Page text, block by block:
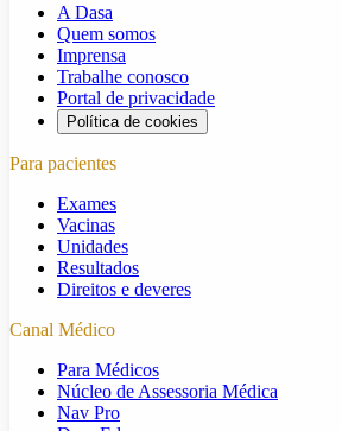
A Dasa
Quem somos
Imprensa
Trabalhe conosco
Portal de privacidade
Política de cookies
Para pacientes
Exames
Vacinas
Unidades
Resultados
Direitos e deveres
Canal Médico
Para Médicos
Núcleo de Assessoria Médica
Nav Pro